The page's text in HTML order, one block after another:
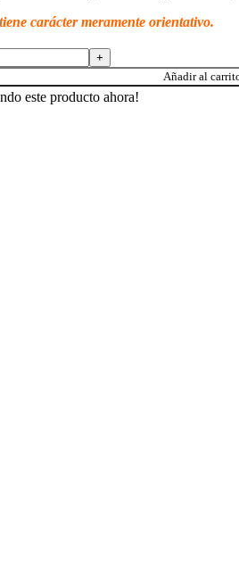
carácter meramente orientativo.
Añadir al
este producto ahora!